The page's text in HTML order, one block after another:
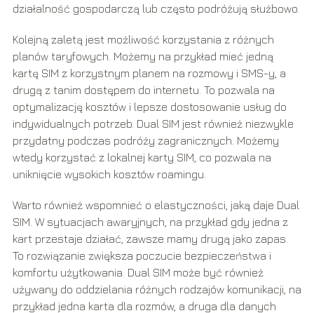
działalność gospodarczą lub często podróżują służbowo.
Kolejną zaletą jest możliwość korzystania z różnych
planów taryfowych. Możemy na przykład mieć jedną
kartę SIM z korzystnym planem na rozmowy i SMS-y, a
drugą z tanim dostępem do internetu. To pozwala na
optymalizację kosztów i lepsze dostosowanie usług do
indywidualnych potrzeb. Dual SIM jest również niezwykle
przydatny podczas podróży zagranicznych. Możemy
wtedy korzystać z lokalnej karty SIM, co pozwala na
uniknięcie wysokich kosztów roamingu.
Warto również wspomnieć o elastyczności, jaką daje Dual
SIM. W sytuacjach awaryjnych, na przykład gdy jedna z
kart przestaje działać, zawsze mamy drugą jako zapas.
To rozwiązanie zwiększa poczucie bezpieczeństwa i
komfortu użytkowania. Dual SIM może być również
używany do oddzielania różnych rodzajów komunikacji, na
przykład jedna karta dla rozmów, a druga dla danych